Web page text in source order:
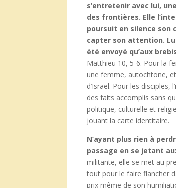
s’entretenir avec lui,
des frontières. Elle
poursuit en silence son
capter son attention.
été envoyé qu’aux
Matthieu 10, 5-6. Pour la
une femme, autochtone,
d’Israël. Pour les
des faits accomplis sans
politique, culturelle et
jouant la carte identitaire.
N’ayant plus rien à
passage en se jetant
militante, elle se met au
tout pour le faire flancher
prix même de son